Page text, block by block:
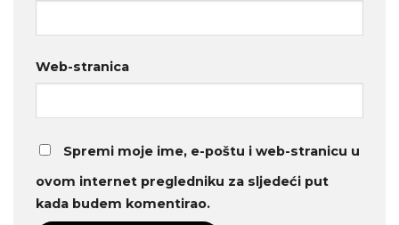
Web-stranica
Spremi moje ime, e-poštu i web-stranicu u
ovom internet pregledniku za sljedeći put
kada budem komentirao.